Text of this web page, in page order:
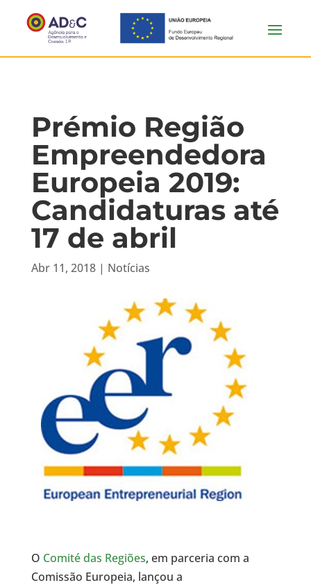
Prémio Região
Empreendedora
Europeia 2019:
Candidaturas até
17 de abril
Abr 11, 2018| Notícias
O Comité das Regiões, em parceria com a
Comissão Europeia, lançou a